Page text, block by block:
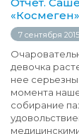
Отчет.
«Космеген»
7 сентября 2015
девочка
нее
момента
собирание